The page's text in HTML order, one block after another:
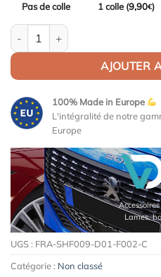
Pas de colle 1 colle (9,90€)
quantité de Aileron Col de
AJOUTER
100% Made in Europe
L'intégralité de notre
Europe
Accessoires de
Lames, bas de
UGS : FRA-SHF009-D01-F002-C
Catégorie : Non classé